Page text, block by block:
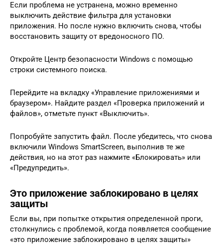
Если проблема не устранена, можно временно
выключить действие фильтра для установки
приложения. Но после нужно включить снова, чтобы
восстановить защиту от вредоносного ПО.
Откройте Центр безопасности Windows с помощью
строки системного поиска.
Перейдите на вкладку «Управление приложениями и
браузером». Найдите раздел «Проверка приложений и
файлов», отметьте пункт «Выключить».
Попробуйте запустить файл. После убедитесь, что снова
включили Windows SmartScreen, выполнив те же
действия, но на этот раз нажмите «Блокировать» или
«Предупредить».
Это приложение заблокировано в целях
защиты
Если вы, при попытке открытия определенной проги,
столкнулись с проблемой, когда появляется сообщение
«это приложение заблокировано в целях защиты»